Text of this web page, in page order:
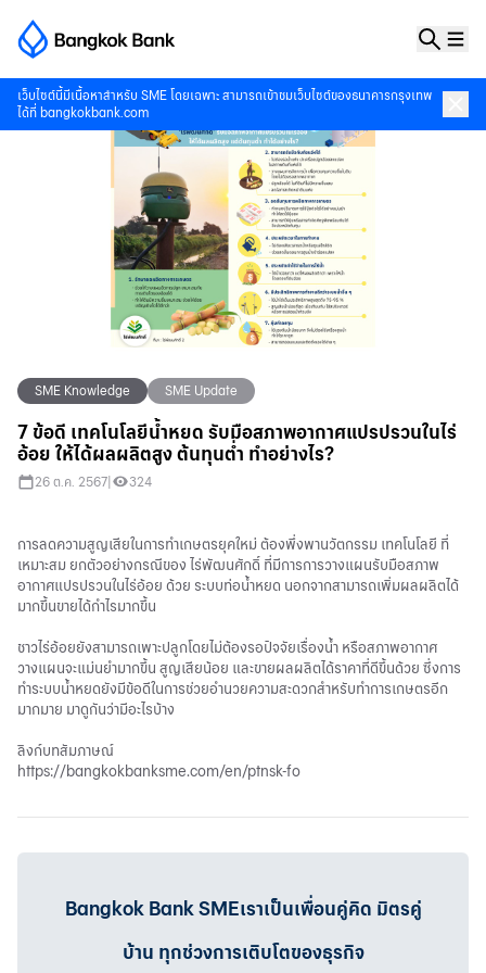
เว็บไซต์นี้มีเนื้อหาสำหรับ SME โดยเฉพาะ สามารถเข้าชมเว็บไซต์ของธนาคารกรุงเทพ
ได้ที่ bangkokbank.com
SME Knowledge SME Update
7 ข้อดี เทคโนโลยีน้ำหยด รับมือสภาพอากาศแปรปรวนในไร่
อ้อย ให้ได้ผลผลิตสูง ต้นทุนต่ำ ทำอย่างไร?
26 ต.ค. 2567 324
การลดความสูญเสียในการทำเกษตรยุคใหม่ ต้องพึ่งพานวัตกรรม เทคโนโลยี ที่
เหมาะสม ยกตัวอย่างกรณีของ ไร่พัฒนศักดิ์ ที่มีการการวางแผนรับมือสภาพ
อากาศแปรปรวนในไร่อ้อย ด้วย ระบบท่อน้ำหยด นอกจากสามารถเพิ่มผลผลิตได้
มากขึ้นขายได้กำไรมากขึ้น
ชาวไร่อ้อยยังสามารถเพาะปลูกโดยไม่ต้องรอปัจจัยเรื่องน้ำ หรือสภาพอากาศ
วางแผนจะแม่นยำมากขึ้น สูญเสียน้อย และขายผลผลิตได้ราคาที่ดีขึ้นด้วย ซึ่งการ
ทำระบบน้ำหยดยังมีข้อดีในการช่วยอำนวยความสะดวกสำหรับทำการเกษตรอีก
มากมาย มาดูกันว่ามีอะไรบ้าง
ลิงก์บทสัมภาษณ์
https://bangkokbanksme.com/en/ptnsk-fo
Bangkok Bank SMEเราเป็นเพื่อนคู่คิด มิตรคู่
บ้าน ทุกช่วงการเติบโตของธุรกิจ